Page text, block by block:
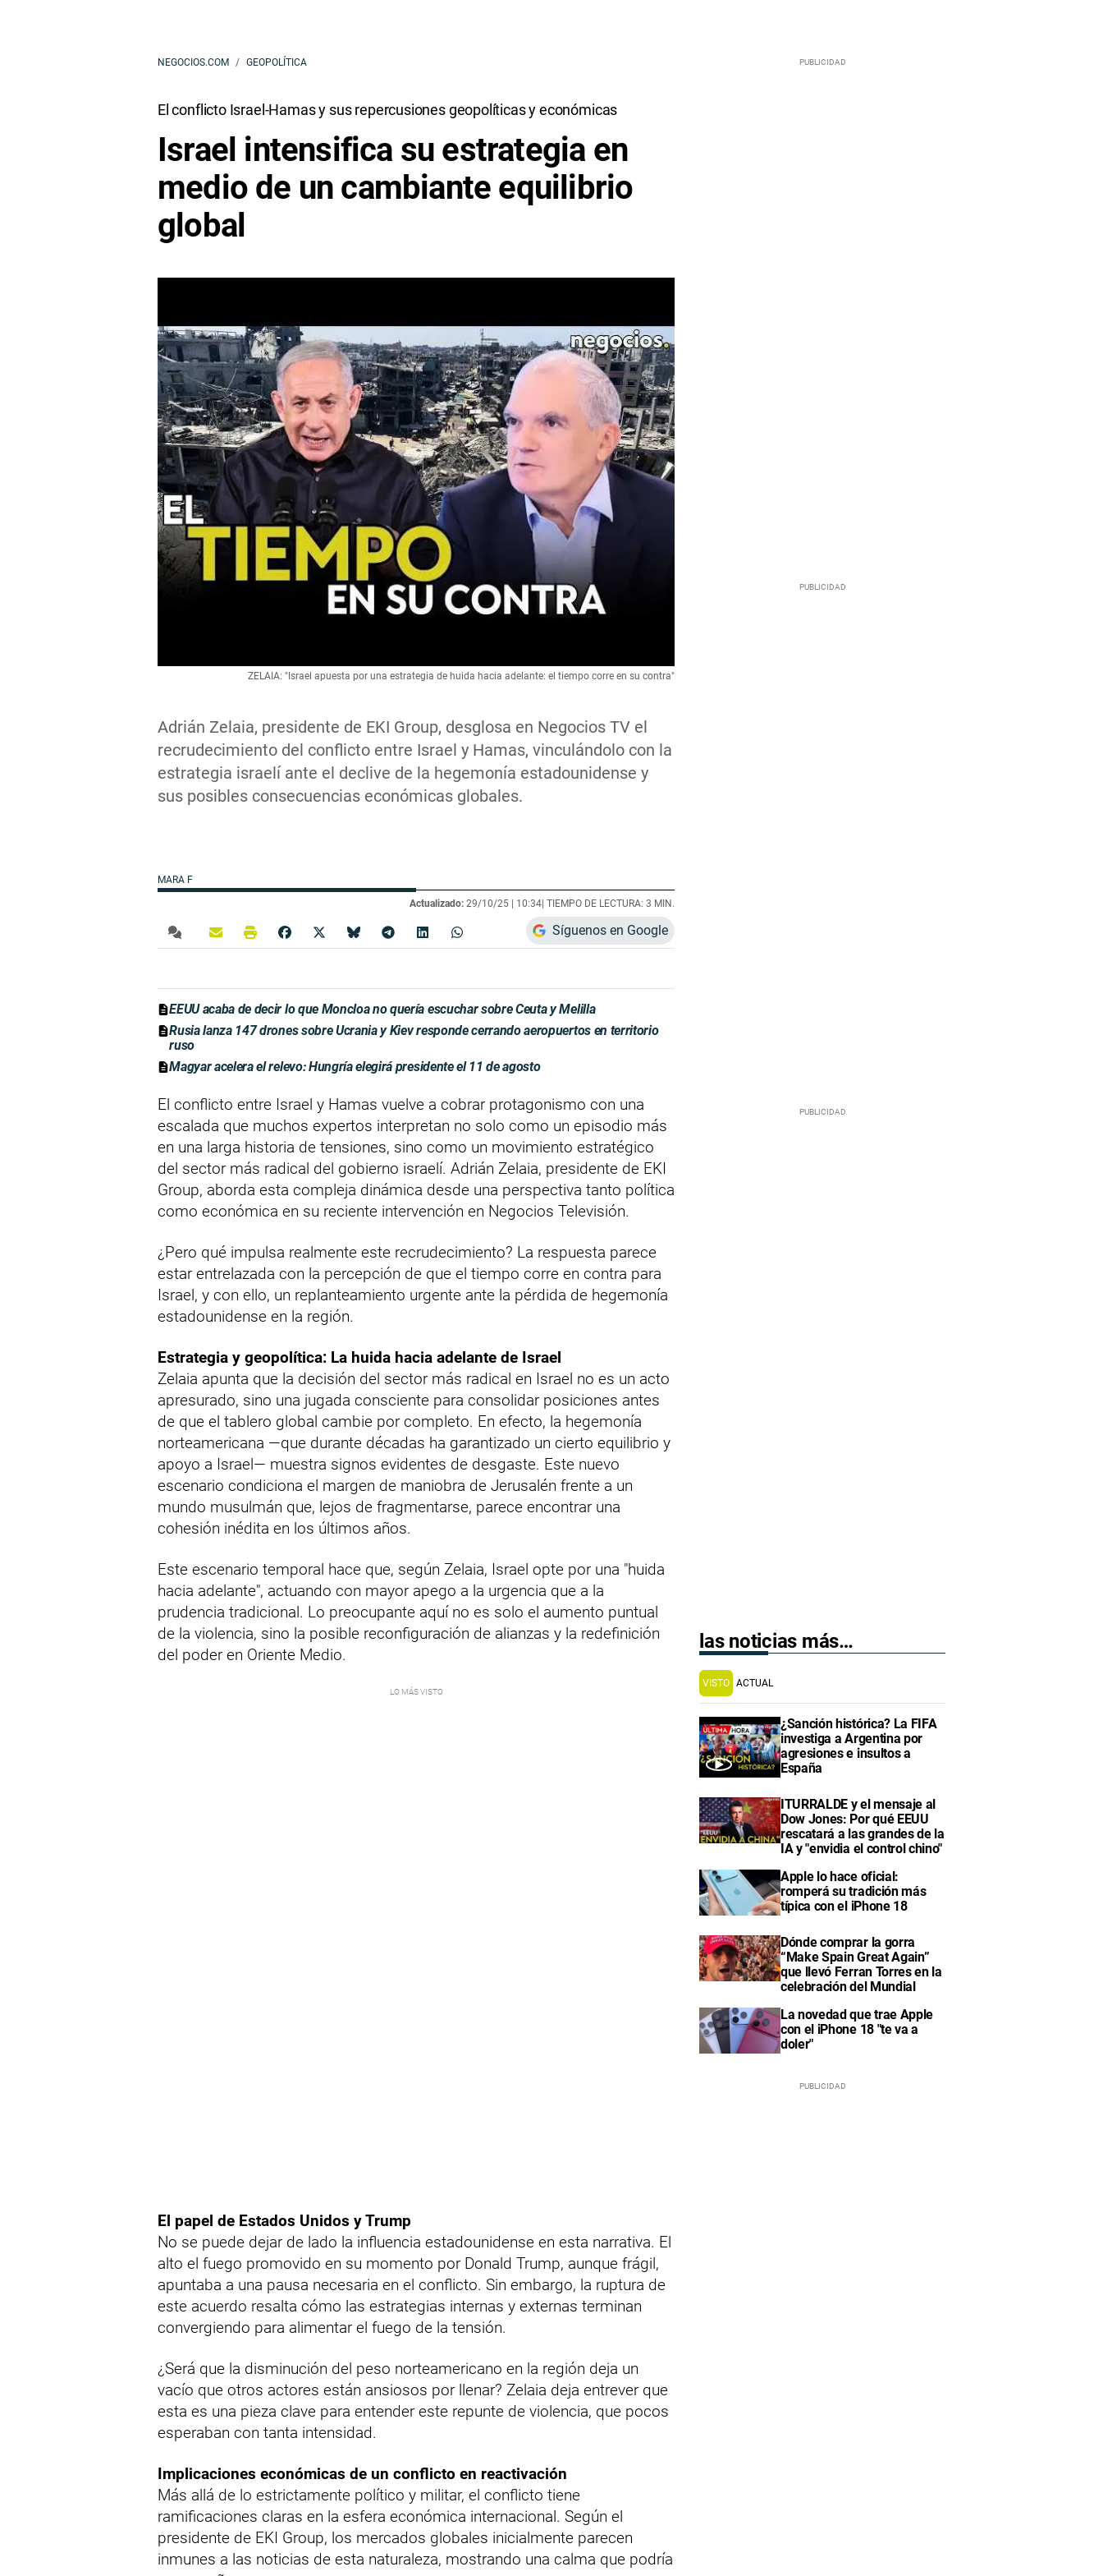
NEGOCIOS.COM GEOPOLÍTICA
El conflicto Israel-Hamas y sus repercusiones geopolíticas y económicas
Israel intensifica su estrategia en
medio de un cambiante equilibrio
global
Adrián Zelaia, presidente de EKI Group, desglosa en Negocios TV el
recrudecimiento del conflicto entre Israel y Hamas, vinculándolo con la
estrategia israelí ante el declive de la hegemonía estadounidense y
sus posibles consecuencias económicas globales.
ZELAIA: "Israel apuesta por una estrategia de huida hacia adelante: el tiempo corre en su contra"
MARA F
Actualizado: 29/10/25 | 10:34| TIEMPO DE LECTURA: 3 MIN.
Síguenos en Google
EEUU acaba de decir lo que Moncloa no quería escuchar sobre Ceuta y Melilla
Rusia lanza 147 drones sobre Ucrania y Kiev responde cerrando aeropuertos en territorio
ruso
Magyar acelera el relevo: Hungría elegirá presidente el 11 de agosto
El conflicto entre Israel y Hamas vuelve a cobrar protagonismo con una
escalada que muchos expertos interpretan no solo como un episodio más
en una larga historia de tensiones, sino como un movimiento estratégico
del sector más radical del gobierno israelí. Adrián Zelaia, presidente de EKI
Group, aborda esta compleja dinámica desde una perspectiva tanto política
como económica en su reciente intervención en Negocios Televisión.
¿Pero qué impulsa realmente este recrudecimiento? La respuesta parece
estar entrelazada con la percepción de que el tiempo corre en contra para
Israel, y con ello, un replanteamiento urgente ante la pérdida de hegemonía
estadounidense en la región.
Estrategia y geopolítica: La huida hacia adelante de Israel
Zelaia apunta que la decisión del sector más radical en Israel no es un acto
apresurado, sino una jugada consciente para consolidar posiciones antes
de que el tablero global cambie por completo. En efecto, la hegemonía
norteamericana —que durante décadas ha garantizado un cierto equilibrio y
apoyo a Israel— muestra signos evidentes de desgaste. Este nuevo
escenario condiciona el margen de maniobra de Jerusalén frente a un
mundo musulmán que, lejos de fragmentarse, parece encontrar una
cohesión inédita en los últimos años.
Este escenario temporal hace que, según Zelaia, Israel opte por una "huida
hacia adelante", actuando con mayor apego a la urgencia que a la
prudencia tradicional. Lo preocupante aquí no es solo el aumento puntual
de la violencia, sino la posible reconfiguración de alianzas y la redefinición
del poder en Oriente Medio.
El papel de Estados Unidos y Trump
No se puede dejar de lado la influencia estadounidense en esta narrativa. El
alto el fuego promovido en su momento por Donald Trump, aunque frágil,
apuntaba a una pausa necesaria en el conflicto. Sin embargo, la ruptura de
este acuerdo resalta cómo las estrategias internas y externas terminan
convergiendo para alimentar el fuego de la tensión.
¿Será que la disminución del peso norteamericano en la región deja un
vacío que otros actores están ansiosos por llenar? Zelaia deja entrever que
esta es una pieza clave para entender este repunte de violencia, que pocos
esperaban con tanta intensidad.
Implicaciones económicas de un conflicto en reactivación
Más allá de lo estrictamente político y militar, el conflicto tiene
ramificaciones claras en la esfera económica internacional. Según el
presidente de EKI Group, los mercados globales inicialmente parecen
inmunes a las noticias de esta naturaleza, mostrando una calma que podría
las noticias más…
VISTO ACTUAL
¿Sanción histórica? La FIFA
investiga a Argentina por
agresiones e insultos a
España
ITURRALDE y el mensaje al
Dow Jones: Por qué EEUU
rescatará a las grandes de la
IA y "envidia el control chino"
Apple lo hace oficial:
romperá su tradición más
típica con el iPhone 18
Dónde comprar la gorra
“Make Spain Great Again”
que llevó Ferran Torres en la
celebración del Mundial
La novedad que trae Apple
con el iPhone 18 "te va a
doler"